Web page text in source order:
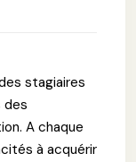
stagiaires
des
A chaque
à acquérir